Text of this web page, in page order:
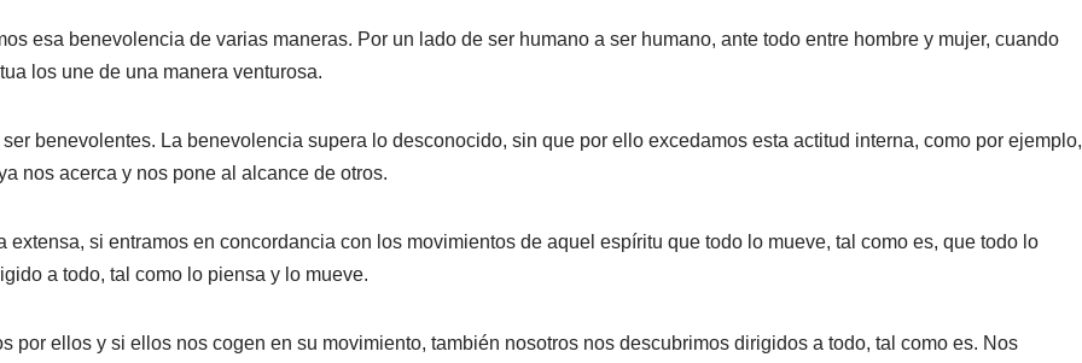
esa benevolencia de varias maneras. Por un lado de ser humano a ser humano, ante todo entre hombre y mujer, cuando
los une de una manera venturosa.
benevolentes. La benevolencia supera lo desconocido, sin que por ello excedamos esta actitud interna, como por ejemplo,
nos acerca y nos pone al alcance de otros.
si entramos en concordancia con los movimientos de aquel espíritu que todo lo mueve, tal como es, que todo lo
a todo, tal como lo piensa y lo mueve.
por ellos y si ellos nos cogen en su movimiento, también nosotros nos descubrimos dirigidos a todo, tal como es. Nos